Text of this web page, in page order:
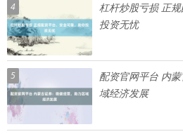
4
杠杆炒股亏损 正
投资无忧
5
配资官网平台 内
域经济发展